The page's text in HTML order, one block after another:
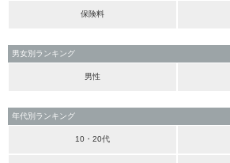
保険料
男女別ランキング
男性
年代別ランキング
10・20代